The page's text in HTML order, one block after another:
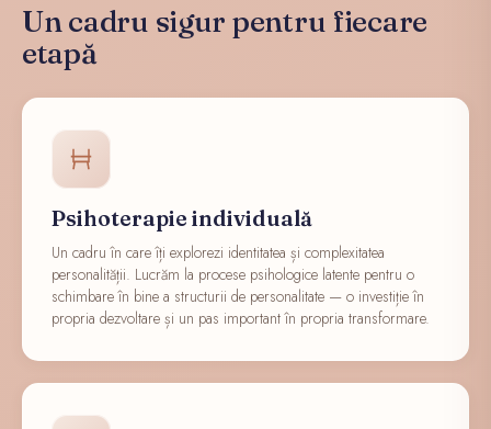
Un cadru sigur pentru fiecare
etapă
Psihoterapie individuală
Un cadru în care îți explorezi identitatea și complexitatea
personalității. Lucrăm la procese psihologice latente pentru o
schimbare în bine a structurii de personalitate — o investiție în
propria dezvoltare și un pas important în propria transformare.